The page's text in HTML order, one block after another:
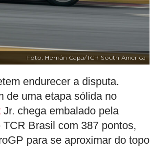
Foto: Hernán Capa/TCR South America
endurecer a disputa.
de uma etapa sólida no
Jr. chega embalado pela
Brasil com 387 pontos,
para se aproximar do topo